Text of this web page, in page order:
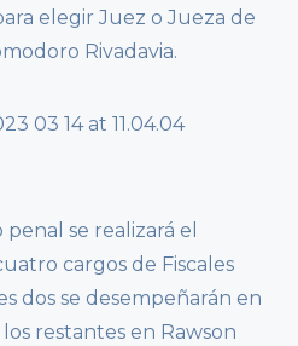
elegir Juez o Jueza de
Rivadavia.
se realizará el
cargos de Fiscales
dos se desempeñarán en
restantes en Rawson